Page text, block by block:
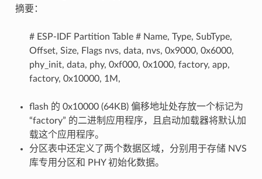
摘要：
# ESP-IDF Partition Table # Name, Type, SubType,
Offset, Size, Flags nvs, data, nvs, 0x9000, 0x6000,
phy_init, data, phy, 0xf000, 0x1000, factory, app,
factory, 0x10000, 1M,
flash 的 0x10000 (64KB) 偏移地址处存放一个标记为
“factory” 的二进制应用程序，且启动加载器将默认加
载这个应用程序。
分区表中还定义了两个数据区域，分别用于存储 NVS
库专用分区和 PHY 初始化数据。